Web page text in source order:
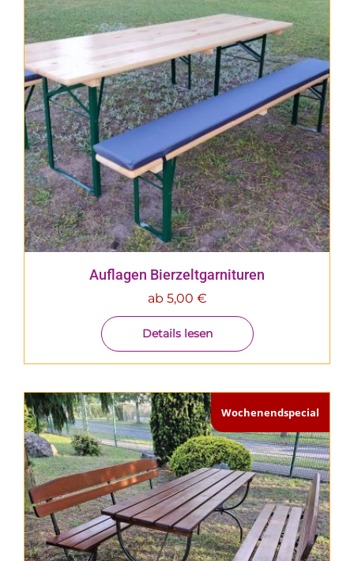
Auflagen Bierzeltgarnituren
ab 5,00 €
Details lesen
Wochenendspecial